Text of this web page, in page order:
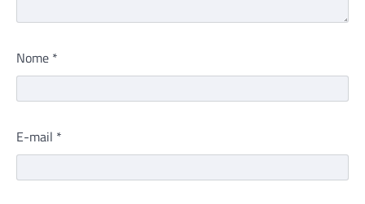
Nome *
E-mail *